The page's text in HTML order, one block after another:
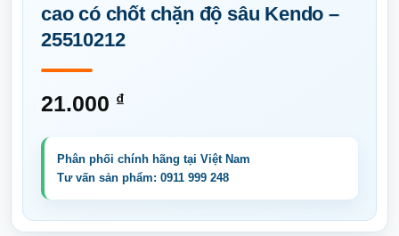
cao có chốt chặn độ sâu Kendo –
25510212
21.000 ₫